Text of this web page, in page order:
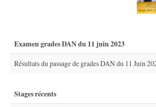
Examen grades DAN du 11 juin 2023
Résultats du passage de grades DAN du 11 Juin
Stages récents